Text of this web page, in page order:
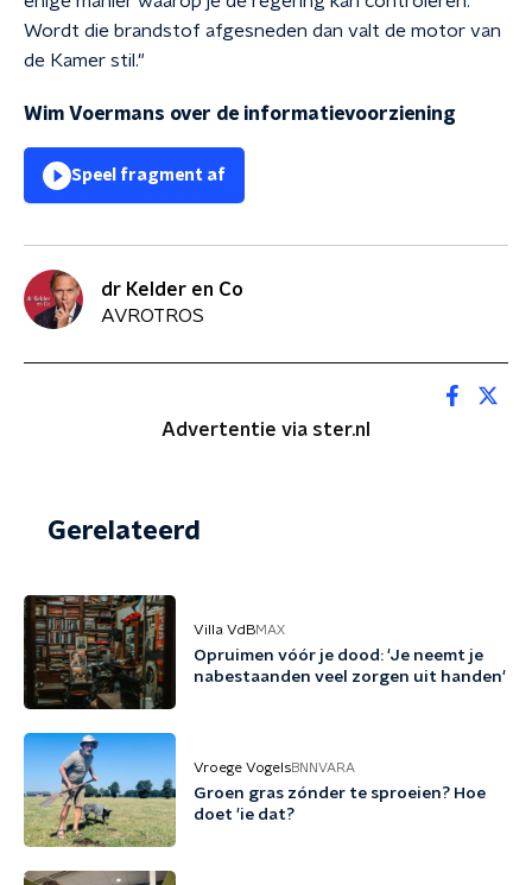
Wordt die brandstof afgesneden dan valt de motor van
de Kamer stil."
Wim Voermans over de informatievoorziening
Speel fragment af
dr Kelder en Co
AVROTROS
Advertentie via ster.nl
Gerelateerd
Villa VdBMAX
Opruimen vóór je dood: 'Je neemt je
nabestaanden veel zorgen uit handen'
Vroege VogelsBNNVARA
Groen gras zónder te sproeien? Hoe
doet 'ie dat?